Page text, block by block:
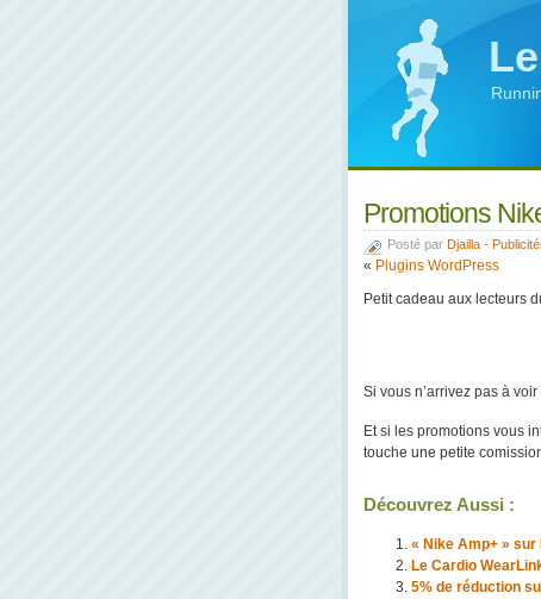
Promotions
Posté par Djailla -
« Plugins WordPress
Petit cadeau aux lecteurs
Si vous n’arrivez pas à
Et si les promotions vous
touche une petite
Découvrez Aussi :
« Nike Amp+ » sur
Le Cardio
5% de réduction